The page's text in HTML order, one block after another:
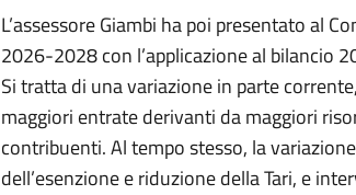
L’assessore Giambi ha poi presentato al
2026-2028 con l’applicazione al bilancio
Si tratta di una variazione in parte
maggiori entrate derivanti da maggiori
contribuenti. Al tempo stesso, la
dell’esenzione e riduzione della Tari, e